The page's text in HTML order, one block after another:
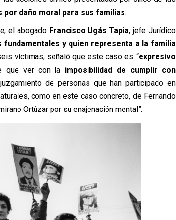
daño moral para sus familias.
, el abogado Francisco Ugás Tapia, jefe Jurídico
fundamentales y quien representa a la familia
víctimas, señaló que este caso es “expresivo
que ver con la imposibilidad de cumplir con
de personas que han participado en
como en este caso concreto, de Fernando
Ortúzar por su enajenación mental”.